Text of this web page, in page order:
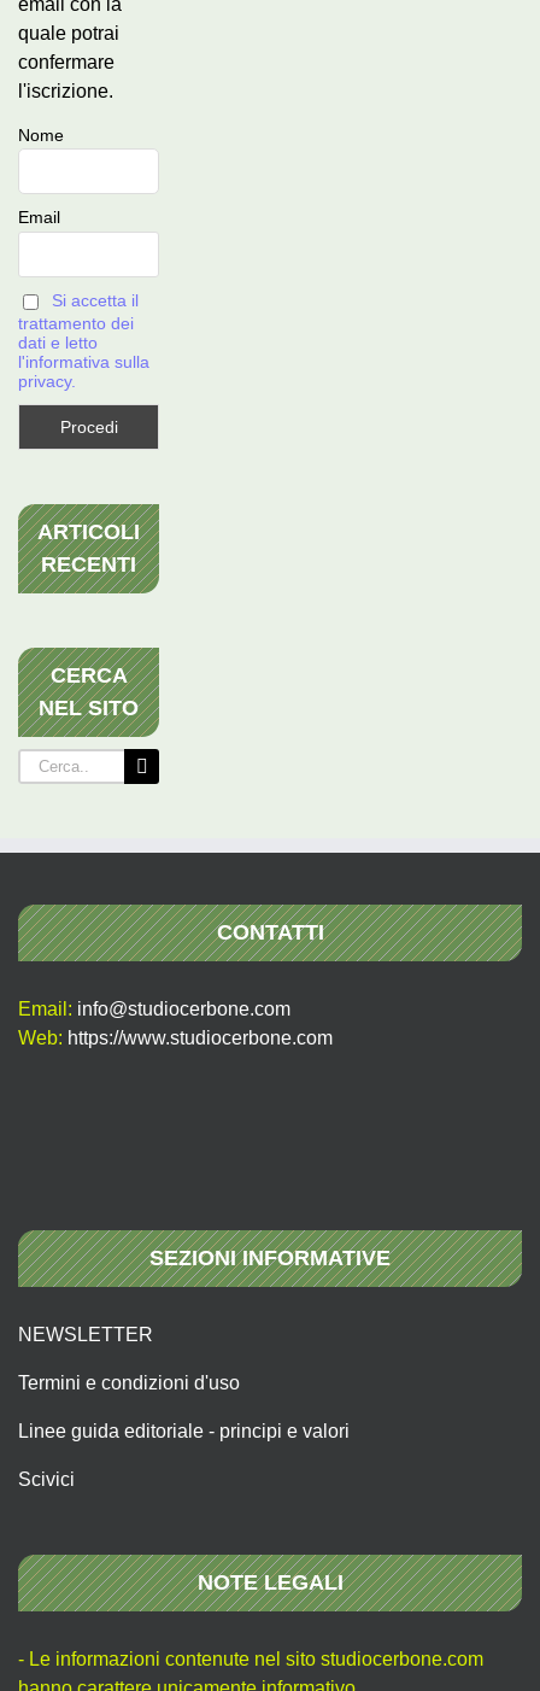
quale potrai
confermare
l'iscrizione.
Nome
Email
Si accetta il
trattamento dei
dati e letto
l'informativa sulla
privacy.
ARTICOLI
RECENTI
CERCA
NEL SITO
Cerca
per:
CONTATTI
Email: info@studiocerbone.com
Web: https://www.studiocerbone.com
SEZIONI INFORMATIVE
NEWSLETTER
Termini e condizioni d'uso
Linee guida editoriale - principi e valori
Scivici
NOTE LEGALI
- Le informazioni contenute nel sito studiocerbone.com